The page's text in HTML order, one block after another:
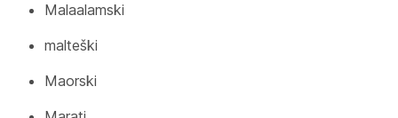
Malaalamski
malteški
Maorski